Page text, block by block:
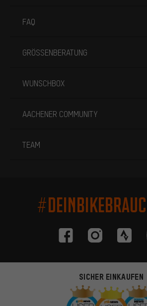
FAQ
GRÖSSENBERATUNG
WUNSCHBOX
AACHENER COMMUNITY
TEAM
SICHER EINKAUFEN